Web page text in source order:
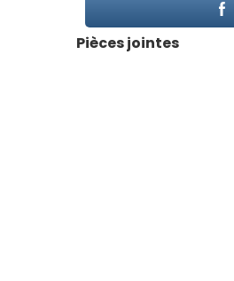
Pièces jointes